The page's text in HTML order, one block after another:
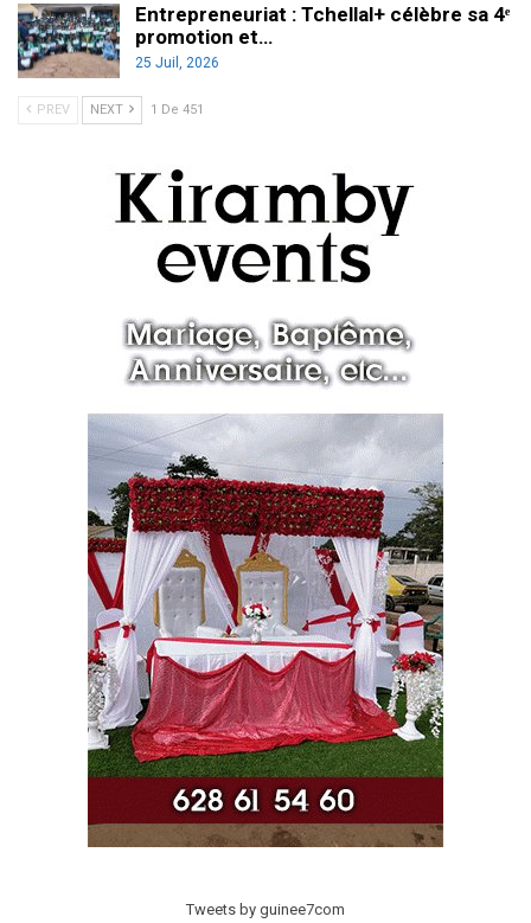
Entrepreneuriat : Tchellal+ célèbre sa 4ᵉ
promotion et…
25 Juil, 2026
PREV NEXT 1 De 451
Tweets by guinee7com